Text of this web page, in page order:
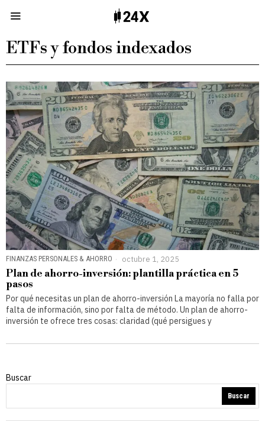
ETFs y fondos indexados
FINANZAS PERSONALES & AHORRO octubre 1, 2025
Plan de ahorro-inversión: plantilla práctica en 5
pasos
Por qué necesitas un plan de ahorro-inversión La mayoría no falla por
falta de información, sino por falta de método. Un plan de ahorro-
inversión te ofrece tres cosas: claridad (qué persigues y
Buscar
Buscar